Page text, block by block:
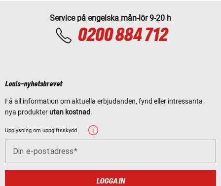
Service på engelska mån-lör 9-20 h
0200 884 712
Louis-nyhetsbrevet
Få all information om aktuella erbjudanden, fynd eller intressanta
nya produkter utan kostnad.
Upplysning om uppgiftsskydd
Din e-postadress
LOGGA IN